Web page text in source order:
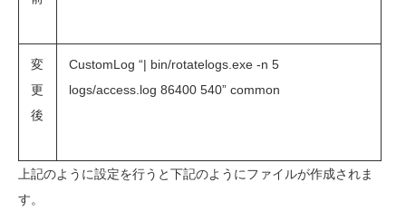
変
更
後
CustomLog “| bin/rotatelogs.exe -n 5
logs/access.log 86400 540” common
上記のように設定を行うと下記のようにファイルが作成されま
す。